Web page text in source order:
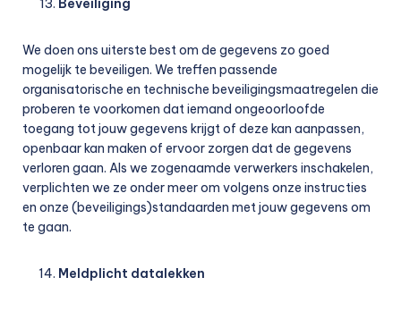
Beveiliging
We doen ons uiterste best om de gegevens zo goed
mogelijk te beveiligen. We treffen passende
organisatorische en technische beveiligingsmaatregelen die
proberen te voorkomen dat iemand ongeoorloofde
toegang tot jouw gegevens krijgt of deze kan aanpassen,
openbaar kan maken of ervoor zorgen dat de gegevens
verloren gaan. Als we zogenaamde verwerkers inschakelen,
verplichten we ze onder meer om volgens onze instructies
en onze (beveiligings)standaarden met jouw gegevens om
te gaan.
Meldplicht datalekken